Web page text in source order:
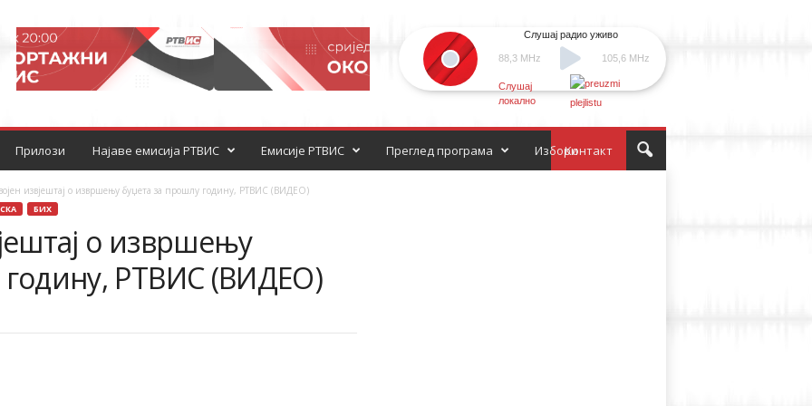
88,3 MHz
Слушај радио уживо
105,6 MHz
Слушај
локално
Прилози Најаве емисија РТВИС Емисије РТВИС Контакт
Преглед програма Избори
извјештај о извршењу буџета за прошлу годину, РТВИС (ВИДЕО)
БИХ
о извршењу
годину, РТВИС (ВИДЕО)